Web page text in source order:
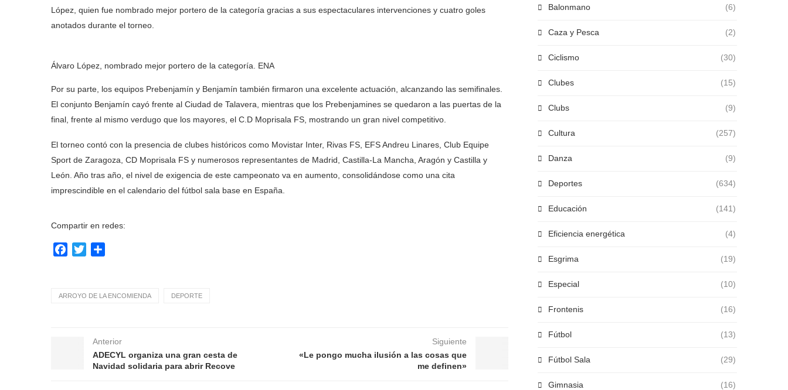
López, quien fue nombrado mejor portero de la categoría gracias a sus espectaculares intervenciones y cuatro goles
anotados durante el torneo.
Álvaro López, nombrado mejor portero de la categoría. ENA
Por su parte, los equipos Prebenjamín y Benjamín también firmaron una excelente actuación, alcanzando las semifinales.
El conjunto Benjamín cayó frente al Ciudad de Talavera, mientras que los Prebenjamines se quedaron a las puertas de la
final, frente al mismo verdugo que los mayores, el C.D Moprisala FS, mostrando un gran nivel competitivo.
El torneo contó con la presencia de clubes históricos como Movistar Inter, Rivas FS, EFS Andreu Linares, Club Equipe
Sport de Zaragoza, CD Moprisala FS y numerosos representantes de Madrid, Castilla-La Mancha, Aragón y Castilla y
León. Año tras año, el nivel de exigencia de este campeonato va en aumento, consolidándose como una cita
imprescindible en el calendario del fútbol sala base en España.
Compartir en redes:
Facebook
Twitter
ARROYO DE LA ENCOMIENDA DEPORTE
Anterior
ADECYL organiza una gran cesta de
Navidad solidaria para abrir Recove
Siguiente
«Le pongo mucha ilusión a las cosas que
me definen»
Balonmano (6)
Caza y Pesca (2)
Ciclismo (30)
Clubes (15)
Clubs (9)
Cultura (257)
Danza (9)
Deportes (634)
Educación (141)
Eficiencia energética (4)
Esgrima (19)
Especial (10)
Frontenis (16)
Fútbol (13)
Fútbol Sala (29)
Gimnasia (16)